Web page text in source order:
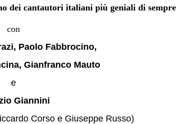
dei cantautori italiani più geniali di sempre
con
Paolo Fabbrocino,
Gianfranco Mauto
e
Giannini
Corso e Giuseppe Russo)